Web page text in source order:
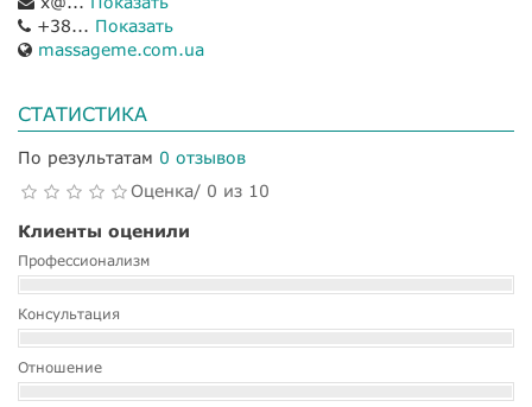
+38... Показать
massageme.com.ua
СТАТИСТИКА
По результатам 0 отзывов
Оценка/ 0 из 10
Клиенты оценили
Профессионализм
Консультация
Отношение